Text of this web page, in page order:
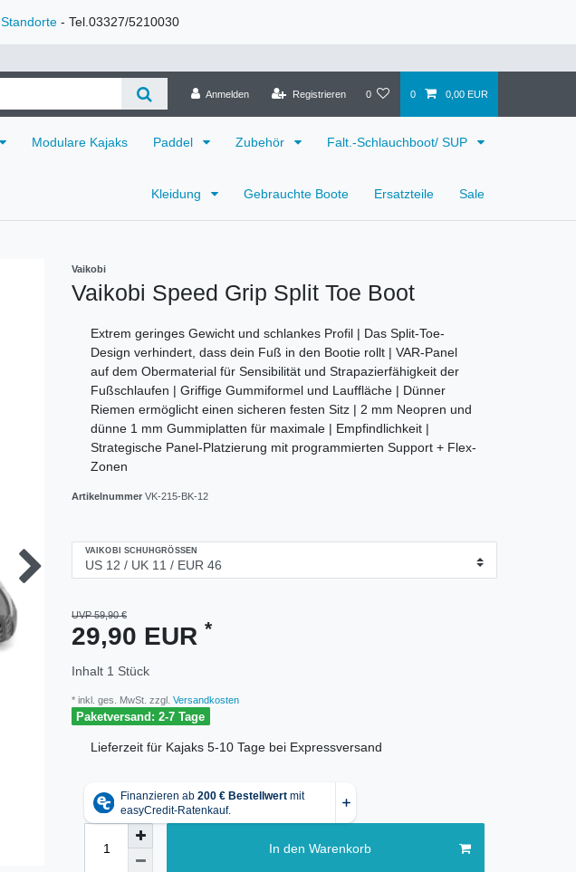
Standorte - Tel.03327/5210030
Anmelden
Registrieren 0 0 0,00 EUR
Modulare Kajaks Paddel Zubehör Falt.-Schlauchboot/ SUP
Kleidung Gebrauchte Boote Ersatzteile Sale
Vaikobi
Vaikobi Speed Grip Split Toe Boot
Extrem geringes Gewicht und schlankes Profil | Das Split-Toe-
Design verhindert, dass dein Fuß in den Bootie rollt | VAR-Panel
auf dem Obermaterial für Sensibilität und Strapazierfähigkeit der
Fußschlaufen | Griffige Gummiformel und Lauffläche | Dünner
Riemen ermöglicht einen sicheren festen Sitz | 2 mm Neopren und
dünne 1 mm Gummiplatten für maximale | Empfindlichkeit |
Strategische Panel-Platzierung mit programmierten Support + Flex-
Zonen
Artikelnummer VK-215-BK-12
VAIKOBI SCHUHGRÖSSEN
UVP 59,90 €
29,90 EUR *
Inhalt 1 Stück
* inkl. ges. MwSt. zzgl. Versandkosten
Paketversand: 2-7 Tage
Lieferzeit für Kajaks 5-10 Tage bei Expressversand
In den Warenkorb